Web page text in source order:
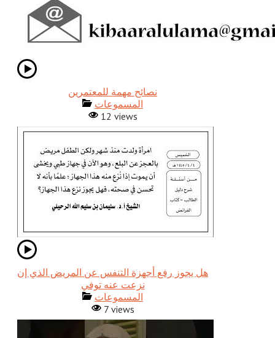
نصائح مهمة للمعتمرين
المسموعات
12 views
هل يجوز رفع أجهزة التنفس عن المريض الذي إن
نزعت عنه توفي
المسموعات
7 views